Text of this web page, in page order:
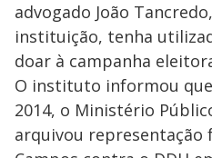
advogado João
instituição, tenha
doar à campanha
O instituto informou
2014, o Ministério
arquivou representação